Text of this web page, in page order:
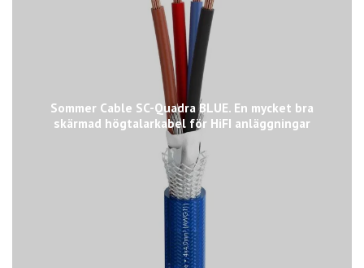
Sommer Cable SC-Quadra BLUE. En mycket bra
skärmad högtalarkabel för HiFI anläggningar